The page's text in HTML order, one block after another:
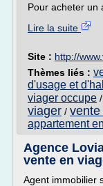
Pour acheter un
Lire la suite
Site : http://
Thèmes liés :
d'usage et
viager occupe /
viager /
appartement
Agence
vente en
Agent immobilier